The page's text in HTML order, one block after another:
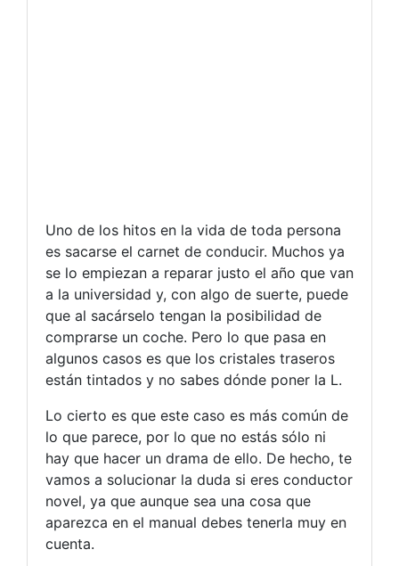
Uno de los hitos en la vida de toda persona
es sacarse el carnet de conducir. Muchos ya
se lo empiezan a reparar justo el año que van
a la universidad y, con algo de suerte, puede
que al sacárselo tengan la posibilidad de
comprarse un coche. Pero lo que pasa en
algunos casos es que los cristales traseros
están tintados y no sabes dónde poner la L.
Lo cierto es que este caso es más común de
lo que parece, por lo que no estás sólo ni
hay que hacer un drama de ello. De hecho, te
vamos a solucionar la duda si eres conductor
novel, ya que aunque sea una cosa que
aparezca en el manual debes tenerla muy en
cuenta.